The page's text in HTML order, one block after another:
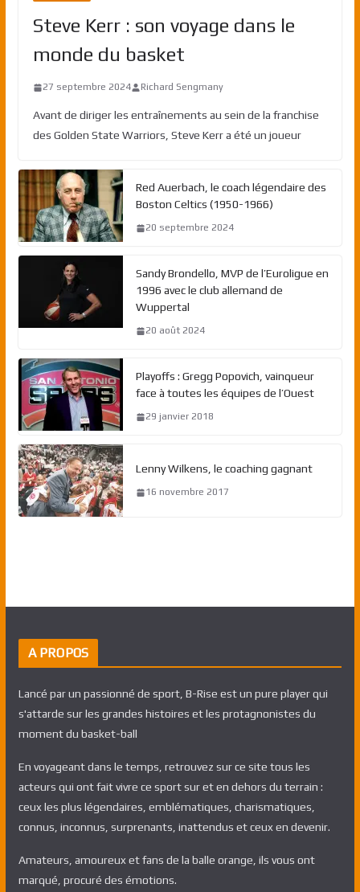
Steve Kerr : son voyage dans le
monde du basket
27 septembre 2024 Richard Sengmany
Avant de diriger les entraînements au sein de la franchise
des Golden State Warriors, Steve Kerr a été un joueur
Red Auerbach, le coach légendaire des
Boston Celtics (1950-1966)
20 septembre 2024
Sandy Brondello, MVP de l’Euroligue en
1996 avec le club allemand de
Wuppertal
20 août 2024
Playoffs : Gregg Popovich, vainqueur
face à toutes les équipes de l’Ouest
29 janvier 2018
Lenny Wilkens, le coaching gagnant
16 novembre 2017
A PROPOS
Lancé par un passionné de sport, B-Rise est un pure player qui
s'attarde sur les grandes histoires et les protagnonistes du
moment du basket-ball
En voyageant dans le temps, retrouvez sur ce site tous les
acteurs qui ont fait vivre ce sport sur et en dehors du terrain :
ceux les plus légendaires, emblématiques, charismatiques,
connus, inconnus, surprenants, inattendus et ceux en devenir.
Amateurs, amoureux et fans de la balle orange, ils vous ont
marqué, procuré des émotions.